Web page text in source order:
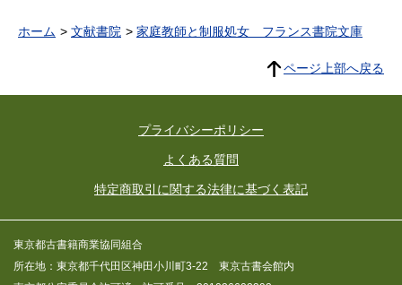
ホーム 文献書院 家庭教師と制服処女 フランス書院文庫
ページ上部へ戻る
プライバシーポリシー
よくある質問
特定商取引に関する法律に基づく表記
東京都古書籍商業協同組合
所在地：東京都千代田区神田小川町3-22 東京古書会館内